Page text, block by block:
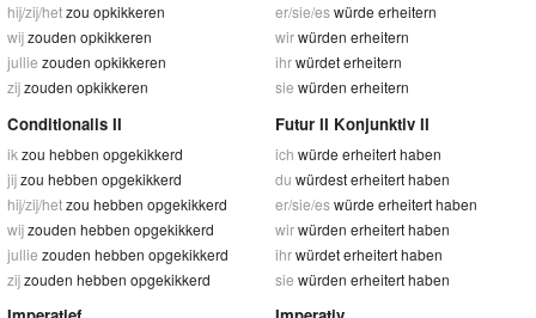
hij/zij/hetzou opkikkeren
wijzouden opkikkeren
jullie zouden opkikkeren
zijzouden opkikkeren
er/sie/eswürde erheitern
wirwürden erheitern
ihrwürdet erheitern
sie würden erheitern
Conditionalis II
ik zou hebben opgekikkerd
jijzou hebben opgekikkerd
hij/zij/hetzou hebben opgekikkerd
wijzouden hebben opgekikkerd
jullie zouden hebben opgekikkerd
zijzouden hebben opgekikkerd
Futur II Konjunktiv II
ich würde erheitert haben
du würdest erheitert haben
er/sie/eswürde erheitert haben
wirwürden erheitert haben
ihrwürdet erheitert haben
sie würden erheitert haben